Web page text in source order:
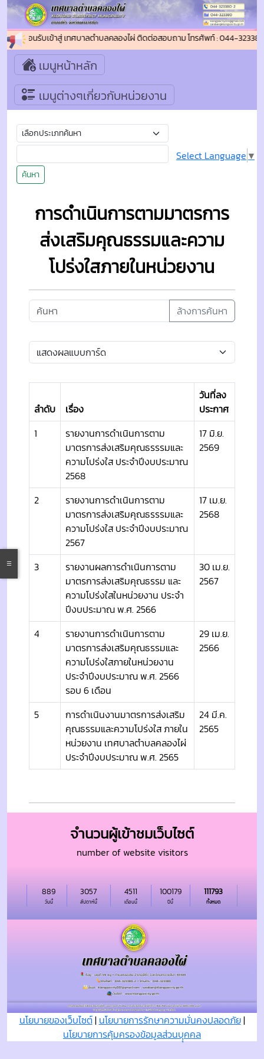
ยินดีต้อนรับเข้าสู่ เทศบาลตำบลคลองไผ่ ติดต่อสอบถาม โทรศัพท์ : 044-
เมนูหน้าหลัก
เมนูต่างๆเกี่ยวกับหน่วยงาน
ค้นหา
Select Language ▼
การดำเนินการตามมาตรการ
ส่งเสริมคุณธรรมและความ
โปร่งใสภายในหน่วยงาน
ล้างการค้นหา
ลำดับ เรื่อง
วันที่ลง
ประกาศ
1
รายงานการดำเนินการตาม
มาตรการส่งเสริมคุณธรรรมและ
ความโปร่งใส ประจำปีงบประมาณ
2568
17 มิ.ย.
2569
2
รายงานการดำเนินการตาม
มาตรการส่งเสริมคุณธรรรมและ
ความโปร่งใส ประจำปีงบประมาณ
2567
17 เม.ย.
2568
3
รายงานผลการดำเนินการตาม
มาตรการส่งเสริมคุณธรรม และ
ความโปร่งใสในหน่วยงาน ประจำ
ปีงบประมาณ พ.ศ. 2566
30 เม.ย.
2567
4
รายงานการดำเนินการตาม
มาตรการส่งเสริมคุณธรรมและ
ความโปร่งใสภายในหน่วยงาน
ประจำปีงบประมาณ พ.ศ. 2566
รอบ 6 เดือน
29 เม.ย.
2566
5
การดำเนินงานมาตรการส่งเสริม
คุณธรรมและความโปร่งใส ภายใน
หน่วยงาน เทศบาลตำบลคลองไผ่
ประจำปีงบประมาณ พ.ศ. 2565
24 มี.ค.
2565
จำนวนผู้เข้าชมเว็บไซต์
number of website visitors
วันนี้
889
สัปดาห์นี้
3057
เดือนนี้
4511
ปีนี้
100179
ทั้งหมด
111793
นโยบายของเว็บไซต์| นโยบายการรักษาความมั่นคงปลอดภัย|
นโยบายการคุ้มครองข้อมูลส่วนบุุคคล